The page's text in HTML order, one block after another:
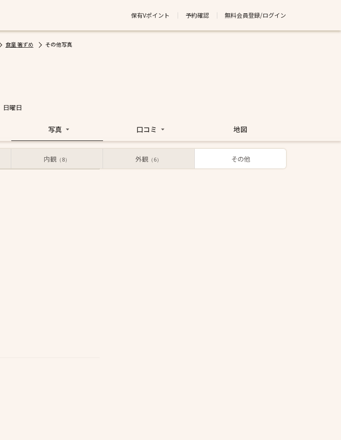
保有Vポイント 予約確認 無料会員登録/ログイン
食童 箸ずめ その他写真
日曜日
写真
内観 （8） 外観 （6） その他
口コミ 地図
投稿された写真